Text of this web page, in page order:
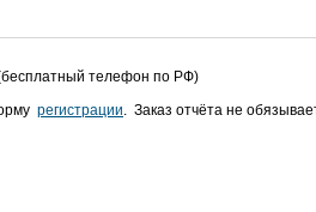
телефон по РФ)
регистрации. Заказ отчёта не